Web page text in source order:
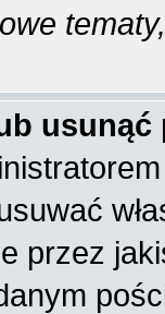
usunąć
przez